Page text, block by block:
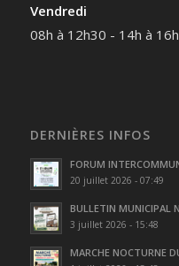
Vendredi
08h à 12h30 - 14h à 16h
DERNIÈRES INFOS
FORUM
20 juillet 2026 - 07:49
BULLETIN MUNICIPAL
3 juillet 2026 - 15:48
MARCHE NOCTURNE